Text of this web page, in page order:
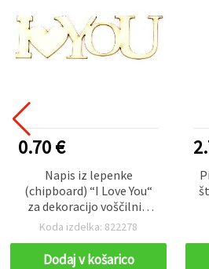
0.70 €
Napis iz lepenke
(chipboard) “I Love You“
za dekoracijo voščilnic,
okvirjev in albumov,
Koda izdelka: 822278
Dodaj v košarico